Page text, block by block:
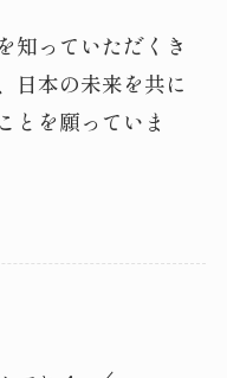
知っていただくき
日本の未来を共に
とを願っていま